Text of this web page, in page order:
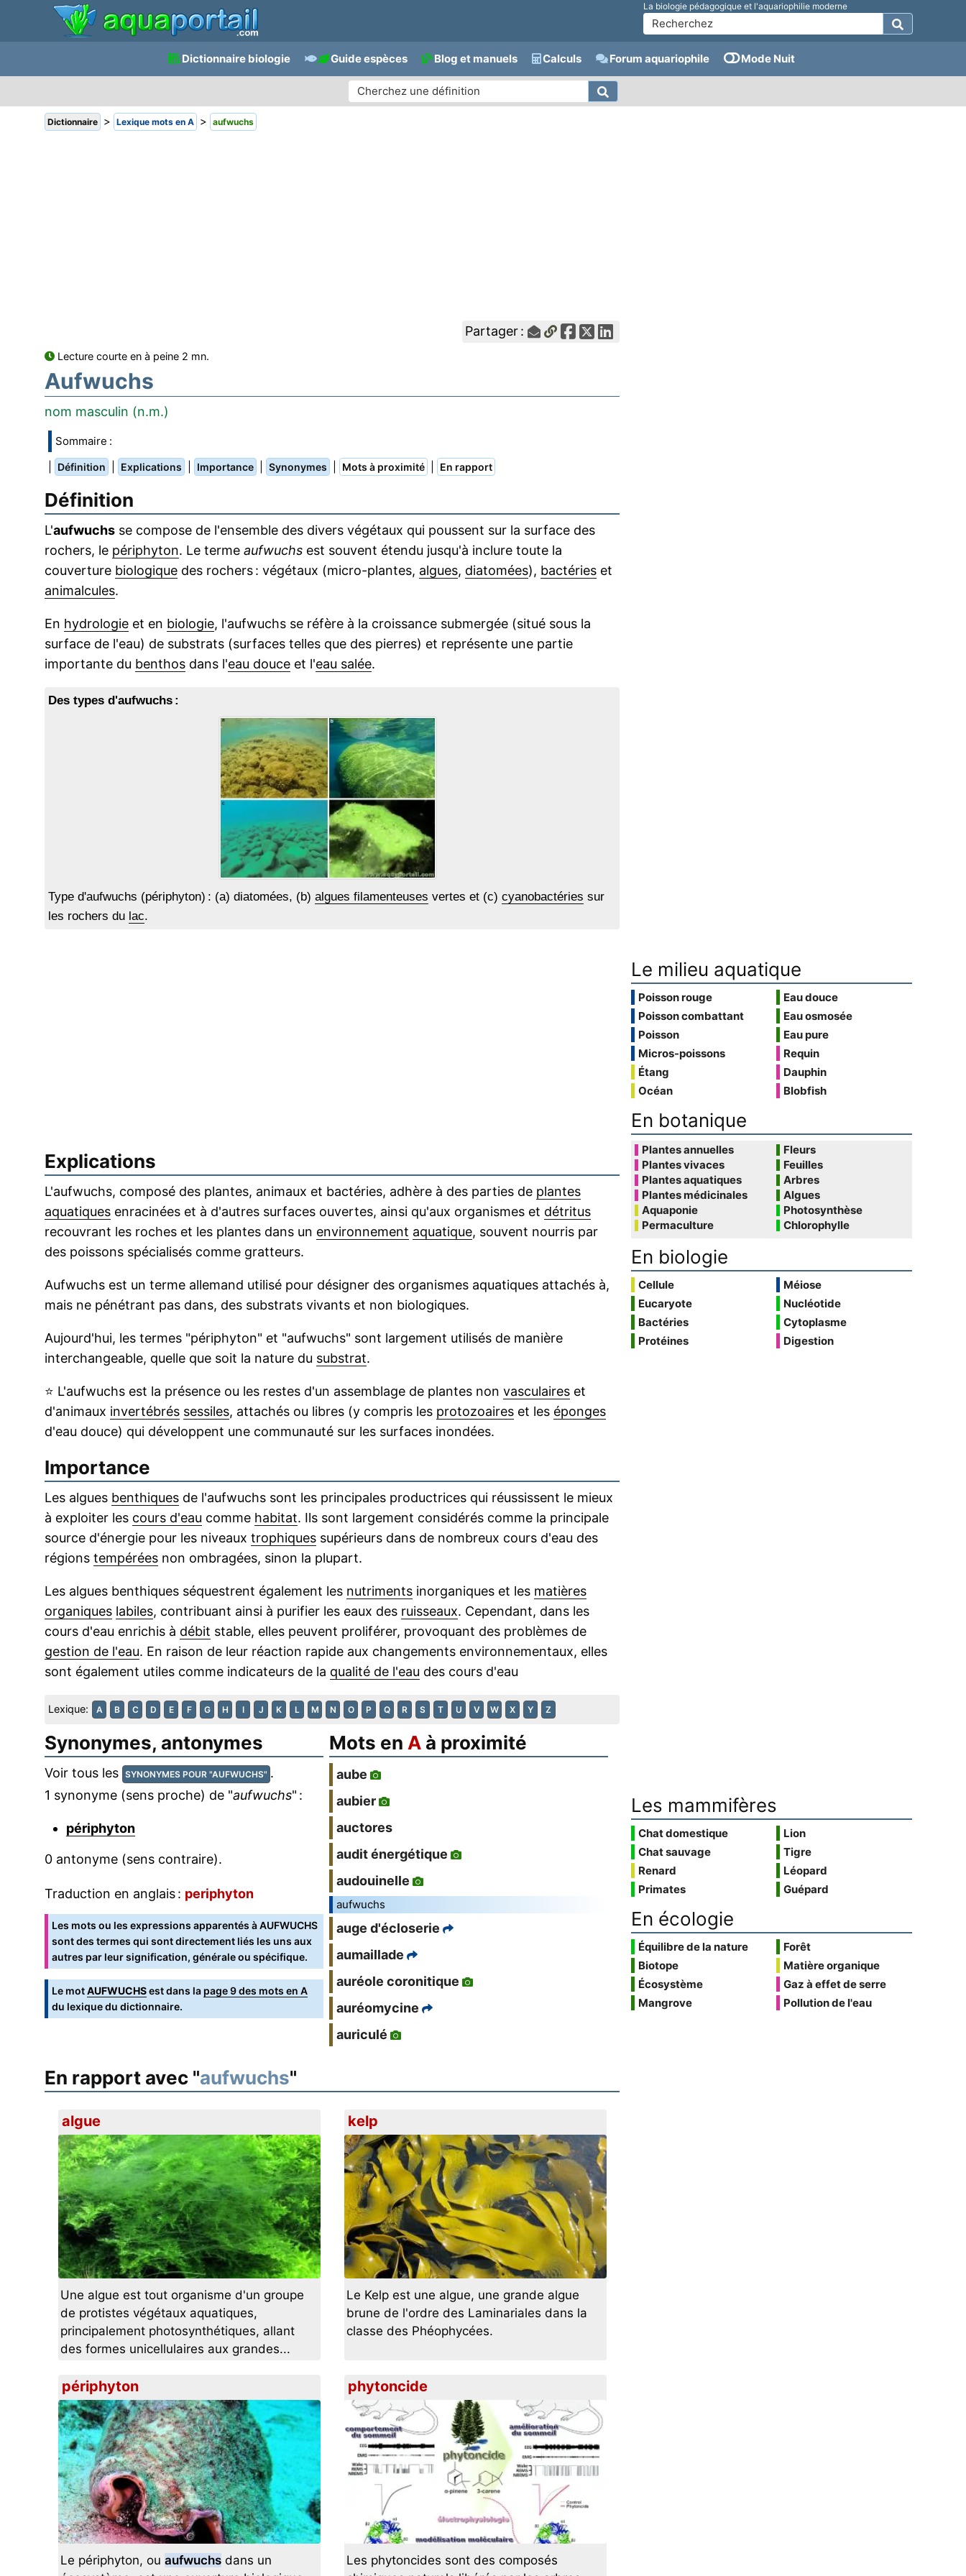
La biologie pédagogique et l'aquariophilie moderne
Dictionnaire biologie Guide espèces Blog et manuels Calculs Forum aquariophile Mode Nuit
Dictionnaire > Lexique mots en A > aufwuchs
Partager :
Lecture courte en à peine 2 mn.
Aufwuchs
nom masculin (n.m.)
Sommaire :
Définition Explications Importance Synonymes Mots à proximité En rapport
Définition
L'aufwuchs se compose de l'ensemble des divers végétaux qui poussent sur la surface des
rochers, le périphyton. Le terme aufwuchs est souvent étendu jusqu'à inclure toute la
couverture biologique des rochers : végétaux (micro-plantes, algues, diatomées), bactéries et
animalcules.
En hydrologie et en biologie, l'aufwuchs se réfère à la croissance submergée (situé sous la
surface de l'eau) de substrats (surfaces telles que des pierres) et représente une partie
importante du benthos dans l'eau douce et l'eau salée.
Des types d'aufwuchs :
Type d'aufwuchs (périphyton) : (a) diatomées, (b) algues filamenteuses vertes et (c) cyanobactéries sur
les rochers du lac.
Explications
L'aufwuchs, composé des plantes, animaux et bactéries, adhère à des parties de plantes
aquatiques enracinées et à d'autres surfaces ouvertes, ainsi qu'aux organismes et détritus
recouvrant les roches et les plantes dans un environnement aquatique, souvent nourris par
des poissons spécialisés comme gratteurs.
Aufwuchs est un terme allemand utilisé pour désigner des organismes aquatiques attachés à,
mais ne pénétrant pas dans, des substrats vivants et non biologiques.
Aujourd'hui, les termes "périphyton" et "aufwuchs" sont largement utilisés de manière
interchangeable, quelle que soit la nature du substrat.
⭐ L'aufwuchs est la présence ou les restes d'un assemblage de plantes non vasculaires et
d'animaux invertébrés sessiles, attachés ou libres (y compris les protozoaires et les éponges
d'eau douce) qui développent une communauté sur les surfaces inondées.
Importance
Les algues benthiques de l'aufwuchs sont les principales productrices qui réussissent le mieux
à exploiter les cours d'eau comme habitat. Ils sont largement considérés comme la principale
source d'énergie pour les niveaux trophiques supérieurs dans de nombreux cours d'eau des
régions tempérées non ombragées, sinon la plupart.
Les algues benthiques séquestrent également les nutriments inorganiques et les matières
organiques labiles, contribuant ainsi à purifier les eaux des ruisseaux. Cependant, dans les
cours d'eau enrichis à débit stable, elles peuvent proliférer, provoquant des problèmes de
gestion de l'eau. En raison de leur réaction rapide aux changements environnementaux, elles
sont également utiles comme indicateurs de la qualité de l'eau des cours d'eau
Lexique: A B C D E F G H I J K L M N O P Q R S T U V W X Y Z
Synonymes, antonymes
Voir tous les SYNONYMES POUR "AUFWUCHS" .
1 synonyme (sens proche) de "aufwuchs" :
périphyton
0 antonyme (sens contraire).
Traduction en anglais : periphyton
Les mots ou les expressions apparentés à AUFWUCHS
sont des termes qui sont directement liés les uns aux
autres par leur signification, générale ou spécifique.
Le motAUFWUCHSest dans la page 9 des mots en A
du lexique du dictionnaire.
Mots enA à proximité
aube
aubier
auctores
audit énergétique
audouinelle
aufwuchs
auge d'écloserie
aumaillade
auréole coronitique
auréomycine
auriculé
En rapport avec "aufwuchs"
algue
Une algue est tout organisme d'un groupe
de protistes végétaux aquatiques,
principalement photosynthétiques, allant
des formes unicellulaires aux grandes...
kelp
Le Kelp est une algue, une grande algue
brune de l'ordre des Laminariales dans la
classe des Phéophycées.
périphyton
Le périphyton, ou aufwuchsdans un
phytoncide
Les phytoncides sont des composés
Le milieu aquatique
Poisson rouge
Poisson combattant
Poisson
Micros-poissons
Étang
Océan
Eau douce
Eau osmosée
Eau pure
Requin
Dauphin
Blobfish
En botanique
Plantes annuelles
Plantes vivaces
Plantes aquatiques
Plantes médicinales
Aquaponie
Permaculture
Fleurs
Feuilles
Arbres
Algues
Photosynthèse
Chlorophylle
En biologie
Cellule
Eucaryote
Bactéries
Protéines
Méiose
Nucléotide
Cytoplasme
Digestion
Les mammifères
Chat domestique
Chat sauvage
Renard
Primates
Lion
Tigre
Léopard
Guépard
En écologie
Équilibre de la nature
Biotope
Écosystème
Mangrove
Forêt
Matière organique
Gaz à effet de serre
Pollution de l'eau